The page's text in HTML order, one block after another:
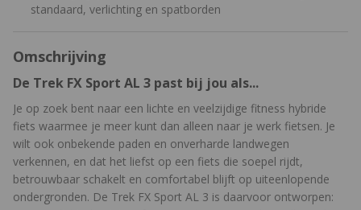
standaard, verlichting en spatborden
Omschrijving
De Trek FX Sport AL 3 past bij jou als...
Je op zoek bent naar een lichte en veelzijdige fitness hybride
fiets waarmee je meer kunt dan alleen naar je werk fietsen. Je
wilt ook onbekende paden en onverharde landwegen
verkennen, en dat het liefst op een fiets die soepel rijdt,
betrouwbaar schakelt en comfortabel blijft op uiteenlopende
ondergronden. De Trek FX Sport AL 3 is daarvoor ontworpen: